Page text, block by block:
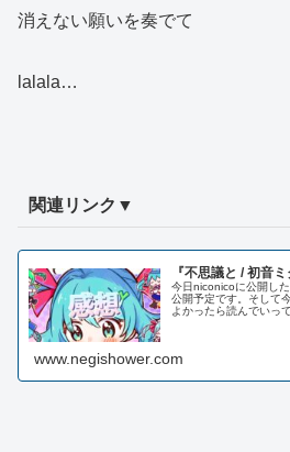
消えない願いを奏でて
lalala…
関連リンク▼
『不思議と / 初音
今日niconicoに公開し
公開予定です。そして
よかったら読んでいっ
www.negishower.com